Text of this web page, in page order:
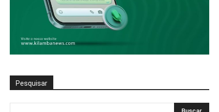
Pesquisar